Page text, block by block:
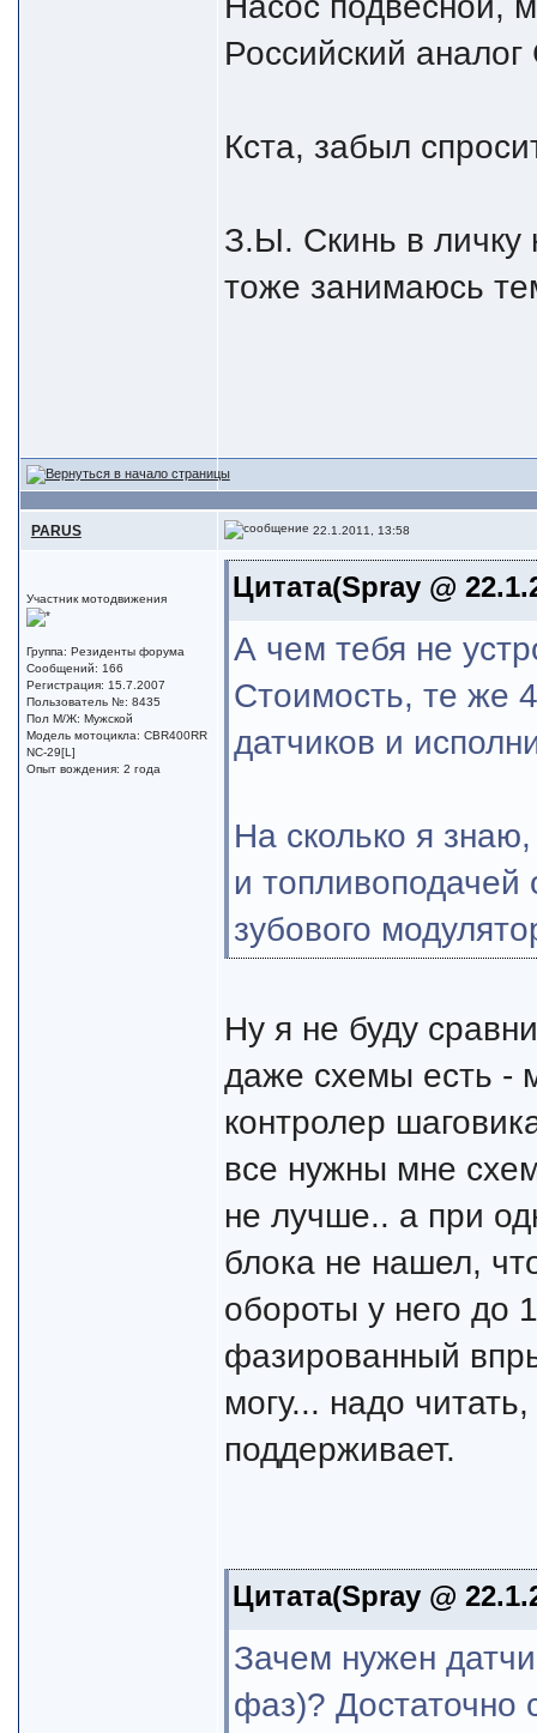
Российский
Кста, забыл
З.Ы. Скинь в личку
тоже занимаюсь
PARUS 22.1.2011, 13:58
Участник мотодвижения
Группа: Резиденты форума
Сообщений: 166
Регистрация: 15.7.2007
Пользователь №: 8435
Пол М/Ж: Мужской
Модель мотоцикла: CBR400RR
NC-29[L]
Опыт вождения: 2 года
Цитата(Spray @
А чем тебя не
Стоимость, те же
датчиков и
На сколько я
и топливоподачей
зубового
Ну я не буду
даже схемы есть -
контролер
все нужны мне
не лучше.. а при
блока не нашел,
обороты у него до
фазированный
могу... надо
поддерживает.
Цитата(Spray @
Зачем нужен
фаз)? Достаточно